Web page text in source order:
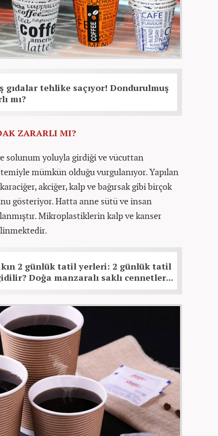
gıdalar tehlike saçıyor! Dondurulmuş
mı?
ZARARLI MI?
solunum yoluyla girdiği ve vücuttan
mümkün olduğu vurgulanıyor. Yapılan
akciğer, kalp ve bağırsak gibi birçok
gösteriyor. Hatta anne sütü ve insan
Mikroplastiklerin kalp ve kanser
2 günlük tatil yerleri: 2 günlük tatil
Doğa manzaralı saklı cennetler...